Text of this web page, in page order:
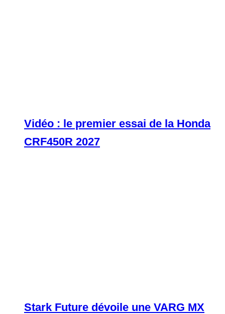
Vidéo : le premier essai de la Honda
CRF450R 2027
Stark Future dévoile une VARG MX